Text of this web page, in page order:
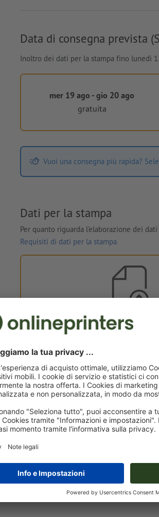
Data di consegna prevista
Inoltro dei dati per la stampa fino lunedì
mer 19 ago - gio 20 ago
gratuita
Vuoi una consegna più rapida?
Dati per la stampa
Per quanto riguarda l'elaborazione dei
Requisiti di dati per la stampa
Dati per la stampa
È possibile caricare i dati per la
l'acquisto.
mer 19 ago - gio 20 ago